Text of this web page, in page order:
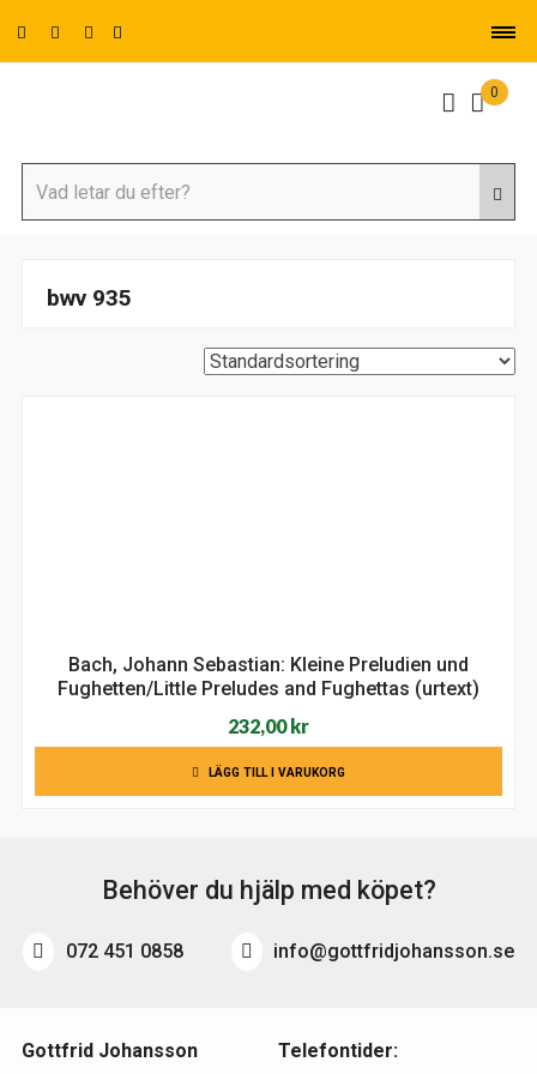
0
bwv 935
Bach, Johann Sebastian: Kleine Preludien und
Fughetten/Little Preludes and Fughettas (urtext)
232,00 kr
LÄGG TILL I VARUKORG
Behöver du hjälp med köpet?
072 451 0858 info@gottfridjohansson.se
Gottfrid Johansson Telefontider: